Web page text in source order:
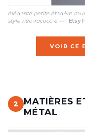
élégante petite étagère
style néo-rococo e —
Etsy
VOIR CE
2
MATIÈRES
MÉTAL